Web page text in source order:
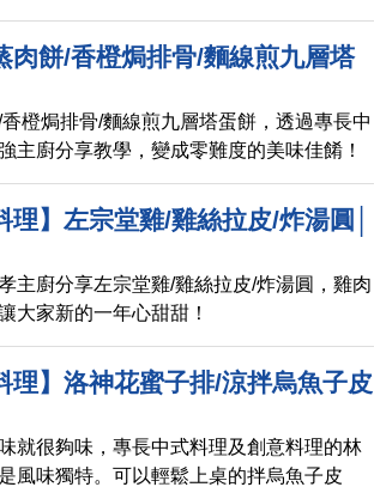
蝦，讓大家快樂共聚幸福享用！
肉餅/香橙焗排骨/麵線煎九層塔
橙焗排骨/麵線煎九層塔蛋餅，透過專長中
主廚分享教學，變成零難度的美味佳餚！
】左宗堂雞/雞絲拉皮/炸湯圓│
預告
主廚分享左宗堂雞/雞絲拉皮/炸湯圓，雞肉
大家新的一年心甜甜！
理】洛神花蜜子排/涼拌烏魚子皮
Q秀(HDNCK19)預告
就很夠味，專長中式料理及創意料理的林
風味獨特。可以輕鬆上桌的拌烏魚子皮